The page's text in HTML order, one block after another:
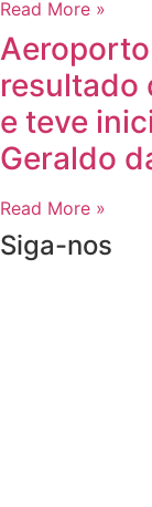
Read More »
resultado
e teve
Geraldo
Read More »
Siga-nos